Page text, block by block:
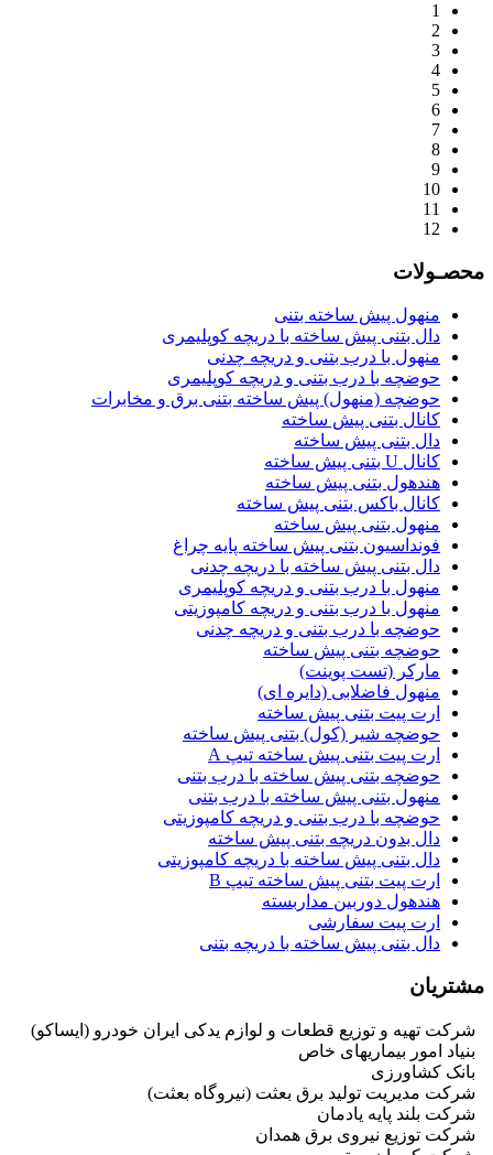
1
2
3
4
5
6
7
8
9
10
11
12
محصـولات
منهول پیش ساخته بتنی
دال بتنی پیش ساخته با دریچه کوپلیمری
منهول با درب بتنی و دریچه چدنی
حوضچه با درب بتنی و دریچه کوپلیمری
حوضچه (منهول) پیش ساخته بتنی برق و مخابرات
کانال بتنی پیش ساخته
دال بتنی پیش ساخته
کانال U بتنی پیش ساخته
هندهول بتنی پیش ساخته
کانال باکس بتنی پیش ساخته
منهول بتنی پیش ساخته
فونداسیون بتنی پیش ساخته پایه چراغ
دال بتنی پیش ساخته با دریچه چدنی
منهول با درب بتنی و دریچه کوپلیمری
منهول با درب بتنی و دریچه کامپوزیتی
حوضچه با درب بتنی و دریچه چدنی
حوضچه بتنی پیش ساخته
مارکر (تست پوینت)
منهول فاضلابی (دایره ای)
ارت پیت بتنی پیش ساخته
حوضچه شیر (کول) بتنی پیش ساخته
ارت پیت بتنی پیش ساخته تیپ A
حوضچه بتنی پیش ساخته با درب بتنی
منهول بتنی پیش ساخته با درب بتنی
حوضچه با درب بتنی و دریچه کامپوزیتی
دال بدون دریچه بتنی پیش ساخته
دال بتنی پیش ساخته با دریچه کامپوزیتی
ارت پیت بتنی پیش ساخته تیپ B
هندهول دوربین مداربسته
ارت پیت سفارشی
دال بتنی پیش ساخته با دریچه بتنی
مشتریان
شرکت تهیه و توزیع قطعات و لوازم یدکی ایران خودرو (ایساکو)
بنیاد امور بیماریهای خاص
بانک کشاورزی
شرکت مدیریت تولید برق بعثت (نیروگاه بعثت)
شرکت بلند پایه یادمان
شرکت توزیع نیروی برق همدان